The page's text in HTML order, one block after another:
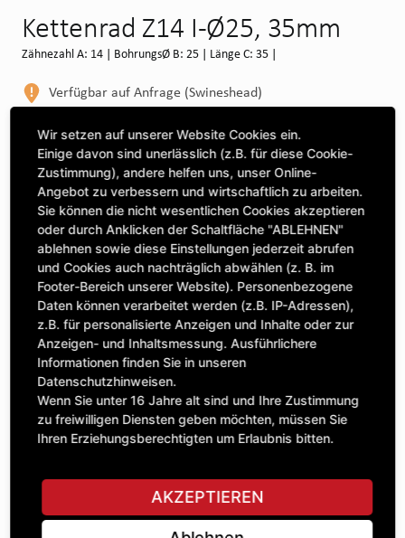
Kettenrad Z14 I-Ø25, 35mm
Zähnezahl A: 14 | BohrungsØ B: 25 | Länge C: 35 |
Verfügbar auf Anfrage (Swineshead)
Maschine auswählen, um Kompatibilität zu sehen
MASCHINE AUSWÄHLEN
CLICK & COLLECT
Bestellungen bei Deinem bevorzugten Standort abholen
44,96 £
exkl. MwSt.
Anzahl
IN DEN WARENKORB
Wir setzen auf unserer Website Cookies ein.
Einige davon sind unerlässlich (z.B. für diese Cookie-
Zustimmung), andere helfen uns, unser Online-
Angebot zu verbessern und wirtschaftlich zu arbeiten.
Sie können die nicht wesentlichen Cookies akzeptieren
oder durch Anklicken der Schaltfläche "ABLEHNEN"
ablehnen sowie diese Einstellungen jederzeit abrufen
und Cookies auch nachträglich abwählen (z. B. im
Footer-Bereich unserer Website). Personenbezogene
Daten können verarbeitet werden (z.B. IP-Adressen),
z.B. für personalisierte Anzeigen und Inhalte oder zur
Anzeigen- und Inhaltsmessung. Ausführlichere
Informationen finden Sie in unseren
Datenschutzhinweisen.
Wenn Sie unter 16 Jahre alt sind und Ihre Zustimmung
zu freiwilligen Diensten geben möchten, müssen Sie
Ihren Erziehungsberechtigten um Erlaubnis bitten.
AKZEPTIEREN